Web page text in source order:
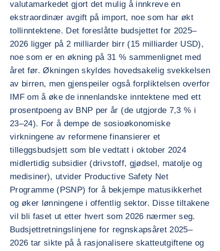
valutamarkedet gjort det mulig å innkreve en
ekstraordinær avgift på import, noe som har økt
tollinntektene. Det foreslåtte budsjettet for 2025–
2026 ligger på 2 milliarder birr (15 milliarder USD),
noe som er en økning på 31 % sammenlignet med
året før. Økningen skyldes hovedsakelig svekkelsen
av birren, men gjenspeiler også forpliktelsen overfor
IMF om å øke de innenlandske inntektene med ett
prosentpoeng av BNP per år (de utgjorde 7,3 % i
23–24). For å dempe de sosioøkonomiske
virkningene av reformene finansierer et
tilleggsbudsjett som ble vedtatt i oktober 2024
midlertidig subsidier (drivstoff, gjødsel, matolje og
medisiner), utvider Productive Safety Net
Programme (PSNP) for å bekjempe matusikkerhet
og øker lønningene i offentlig sektor. Disse tiltakene
vil bli faset ut etter hvert som 2026 nærmer seg.
Budsjettretningslinjene for regnskapsåret 2025–
2026 tar sikte på å rasjonalisere skatteutgiftene og